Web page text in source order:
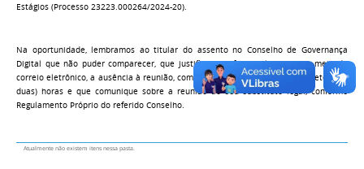
Estágios (Processo 23223.000264/2024-20).
Na oportunidade, lembramos ao titular do assento no Conselho de Governança
Digital que não puder comparecer, que justifique, preferencialmente, por meio de
correio eletrônico, a ausência à reunião, com antecedência mínima de 72 (setenta e
duas) horas e que comunique sobre a reunião ao seu substituto legal, conforme
Regulamento Próprio do referido Conselho.
Atualmente não existem itens nessa pasta.